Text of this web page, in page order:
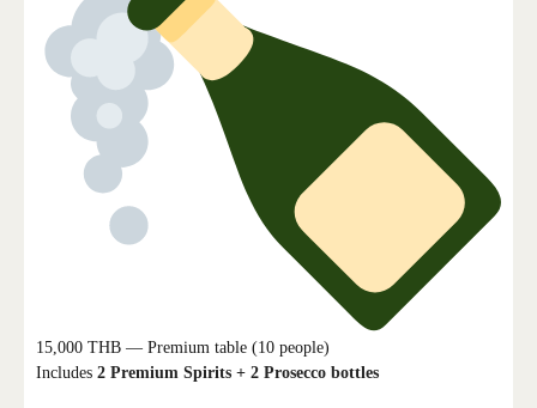
15,000 THB — Premium table (10 people)
Includes 2 Premium Spirits + 2 Prosecco bottles